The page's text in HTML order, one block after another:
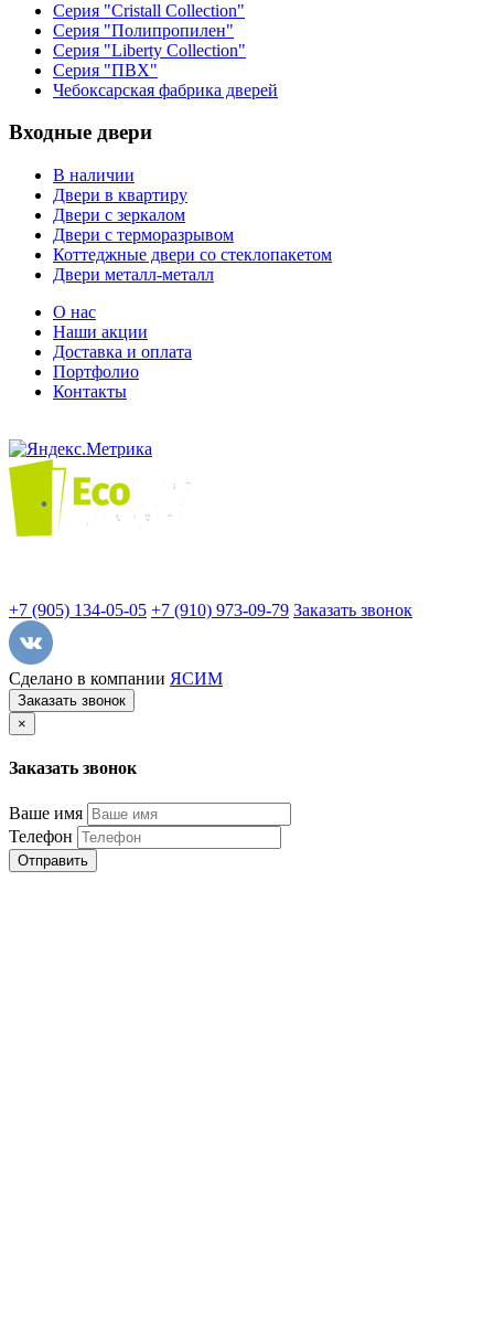
Серия "Cristall Collection"
Серия "Полипропилен"
Серия "Liberty Collection"
Серия "ПВХ"
Чебоксарская фабрика дверей
Входные двери
В наличии
Двери в квартиру
Двери с зеркалом
Двери с терморазрывом
Коттеджные двери со стеклопакетом
Двери металл-металл
О нас
Наши акции
Доставка и оплата
Портфолио
Контакты
+7 (905) 134-05-05 +7 (910) 973-09-79 Заказать звонок
Сделано в компании ЯСИМ
Заказать звонок
×
Заказать звонок
Ваше имя
Телефон
Отправить